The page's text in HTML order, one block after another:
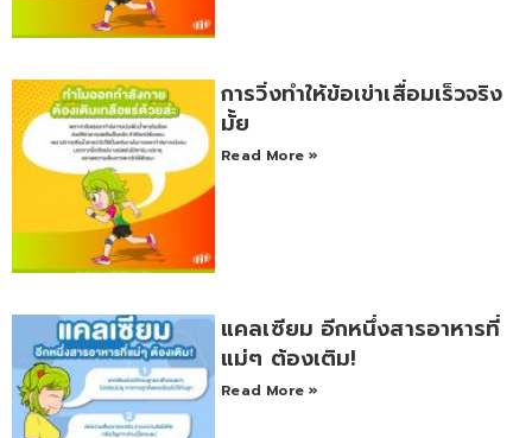
การวิ่งทำให้ข้อเข่าเสื่อมเร็วจริง
มั้ย
Read More »
แคลเซียม อีกหนึ่งสารอาหารที่
แม่ๆ ต้องเติม!
Read More »